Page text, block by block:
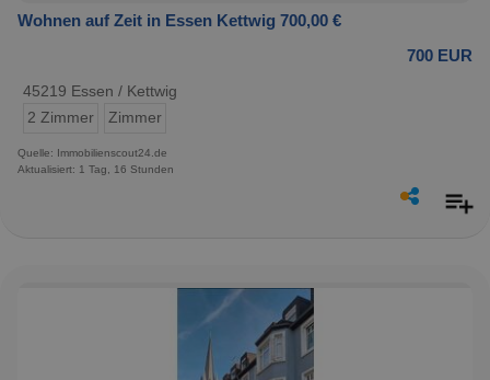
Wohnen auf Zeit in Essen Kettwig 700,00 €
700 EUR
45219 Essen / Kettwig
2 Zimmer
Zimmer
Quelle: Immobilienscout24.de
Aktualisiert: 1 Tag, 16 Stunden